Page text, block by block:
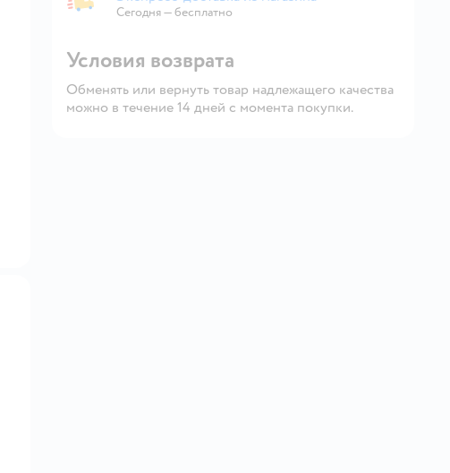
Экспресс-доставка из магазина
Сегодня—бесплатно
Условия возврата
Обменять или вернуть товар надлежащего качества
можно в течение 14 дней с момента покупки.